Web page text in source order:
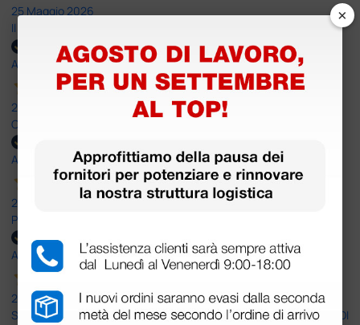
25 Maggio 2026
Il servizio e’ risultato buono, anche i tempi di consegna
Acquirente verificato
25 Maggio 2026
OTTIMO SITO E OTTIMO SERVIZIO
Acquirente verificato
25 Maggio 2026
Positiva esperienza di acquisto
Acquirente verificato
24 Maggio 2026
SONO UN CLIENTE SODDISFATTO E CHE APPREZZA LA SERIETA' DI
×